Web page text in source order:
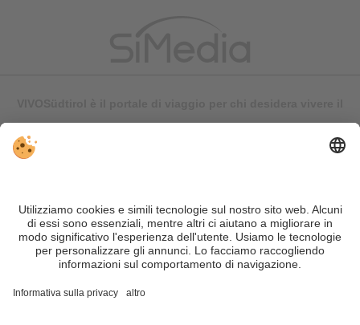
contenuti, si possono verificare errori. Non garantiamo la
correttezza e la completezza di tutte le informazioni. Per
motivi di sicurezza, si prega di verificare chiedendo
direttamente sul posto all'organizzatore.